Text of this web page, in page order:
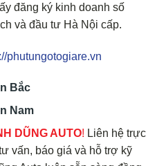
đăng ký kinh doanh số
và đầu tư Hà Nội cấp.
phutungotogiare.vn
Bắc
Nam
DŨNG AUTO! Liên hệ trực
vấn, báo giá và hỗ trợ kỹ